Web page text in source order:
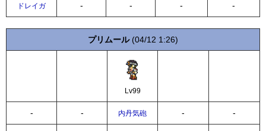
ドレイガ - - - -
プリムール(04/12 1:26)
Lv99
- - 内丹気砲 - -